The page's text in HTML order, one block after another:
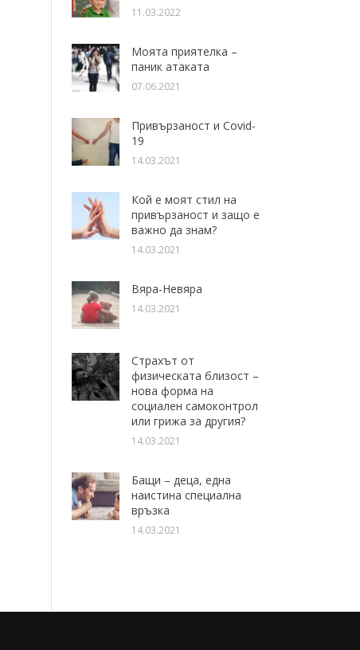
11.03.2022
Моята приятелка –
паник атаката
07.06.2021
Привързаност и Covid-
19
14.03.2021
Кой е моят стил на
привързаност и защо е
важно да знам?
14.03.2021
Вяра-Невяра
14.03.2021
Страхът от
физическата близост –
нова форма на
социален самоконтрол
или грижа за другия?
14.03.2021
Бащи – деца, една
наистина специална
връзка
14.03.2021